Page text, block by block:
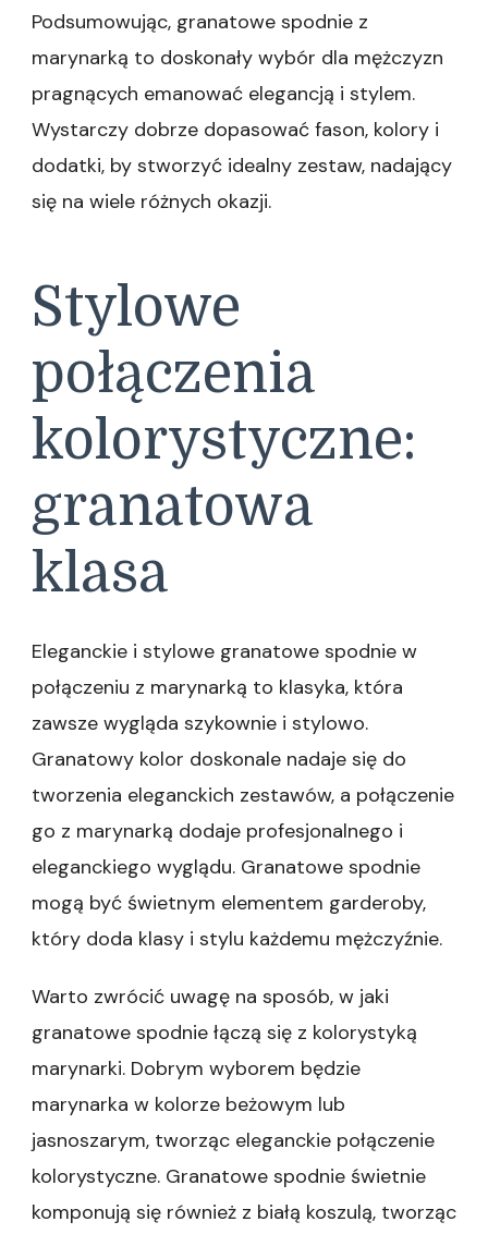
Podsumowując, granatowe spodnie z
marynarką to doskonały wybór dla mężczyzn
pragnących emanować elegancją i stylem.
Wystarczy dobrze dopasować fason, kolory i
dodatki, by stworzyć idealny zestaw, nadający
się na wiele różnych okazji.
Stylowe
połączenia
kolorystyczne:
granatowa
klasa
Eleganckie i stylowe granatowe spodnie w
połączeniu z marynarką to klasyka, która
zawsze wygląda szykownie i stylowo.
Granatowy kolor doskonale nadaje się do
tworzenia eleganckich zestawów, a połączenie
go z marynarką dodaje profesjonalnego i
eleganckiego wyglądu. Granatowe spodnie
mogą być świetnym elementem garderoby,
który doda klasy i stylu każdemu mężczyźnie.
Warto zwrócić uwagę na sposób, w jaki
granatowe spodnie łączą się z kolorystyką
marynarki. Dobrym wyborem będzie
marynarka w kolorze beżowym lub
jasnoszarym, tworząc eleganckie połączenie
kolorystyczne. Granatowe spodnie świetnie
komponują się również z białą koszulą, tworząc